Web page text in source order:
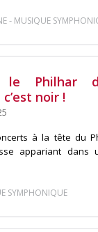
- MUSIQUE
le Philhar
noir !
à la tête du
appariant
SYMPHONIQUE